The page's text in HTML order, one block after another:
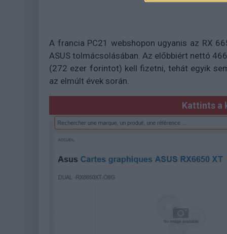
A francia PC21 webshopon ugyanis az RX
ASUS tolmácsolásában. Az előbbiért nettó
(272 ezer forintot) kell fizetni, tehát egyik
az elmúlt évek során.
Kattints a